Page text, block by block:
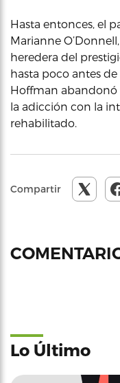
Hasta entonces, el
Marianne
heredera del
hasta poco antes
Hoffman abandonó
la adicción con la
rehabilitado.
Compartir
Lo Último